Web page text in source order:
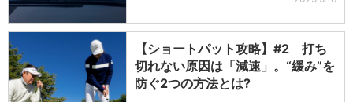
【ショートパット攻略】#2 打ち
切れない原因は「減速」。“緩み”を
防ぐ2つの方法とは?